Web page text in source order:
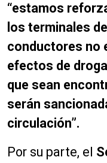
“estamos
los terminales
conductores no
efectos de
que sean
serán
circulación”.
Por su parte, el